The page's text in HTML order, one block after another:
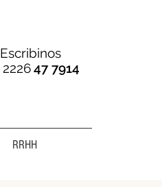
Escribinos
2226 47 7914
RRHH